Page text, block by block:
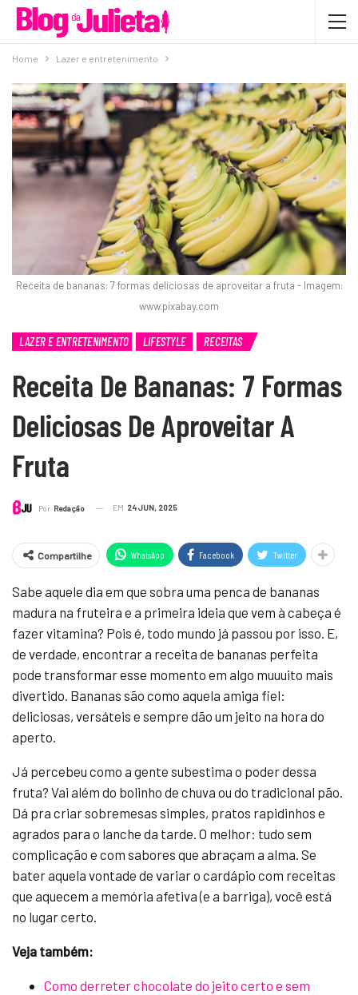
Home Lazer e entretenimento
Receita de bananas: 7 formas deliciosas de aproveitar a fruta - Imagem:
www.pixabay.com
LAZER E ENTRETENIMENTO LIFESTYLE RECEITAS
Receita De Bananas: 7 Formas
Deliciosas De Aproveitar A
Fruta
Por Redação EM 24 JUN, 2025
Compartilhe WhatsApp Facebook Twitter
Sabe aquele dia em que sobra uma penca de bananas
madura na fruteira e a primeira ideia que vem à cabeça é
fazer vitamina? Pois é, todo mundo já passou por isso. E,
de verdade, encontrar a receita de bananas perfeita
pode transformar esse momento em algo muuuito mais
divertido. Bananas são como aquela amiga fiel:
deliciosas, versáteis e sempre dão um jeito na hora do
aperto.
Já percebeu como a gente subestima o poder dessa
fruta? Vai além do bolinho de chuva ou do tradicional pão.
Dá pra criar sobremesas simples, pratos rapidinhos e
agrados para o lanche da tarde. O melhor: tudo sem
complicação e com sabores que abraçam a alma. Se
bater aquela vontade de variar o cardápio com receitas
que aquecem a memória afetiva (e a barriga), você está
no lugar certo.
Veja também:
Como derreter chocolate do jeito certo e sem